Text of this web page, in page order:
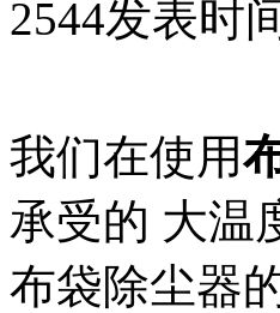
2544发表时
我们在使用
承受的 大温
布袋除尘器